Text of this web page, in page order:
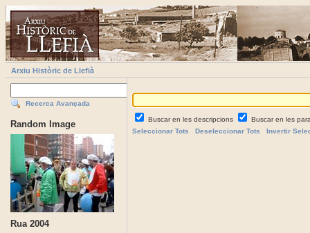
Arxiu Històric de Llefià
Recerca Avançada
Random Image
Rua 2004
Buscar en les descripcions
Buscar en les
Seleccionar Tots
Deseleccionar Tots Invertir